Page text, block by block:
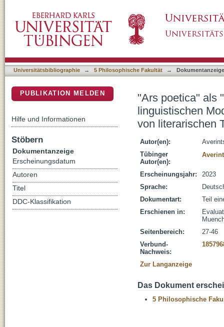
evaluativen ästhetischen Rezeption von
Universitätsbibliographie → 5 Philosophische Fakultät → Dokumentanzeige
"Ars poetica" als
linguistischen
von literarischen
Autor(en):
Tübinger
Autor(en):
Erscheinungsjahr:
2023
Sprache:
Dokumentart:
Teil
Erschienen in:
Seitenbereich:
27-46
Verbund-
Nachweis:
Zur Langanzeige
Das Dokument
5 Philosophische
PUBLIKATION MELDEN
Hilfe und Informationen
Stöbern
Dokumentanzeige
Erscheinungsdatum
Autoren
Titel
DDC-Klassifikation